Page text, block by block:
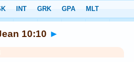
10:10 ►